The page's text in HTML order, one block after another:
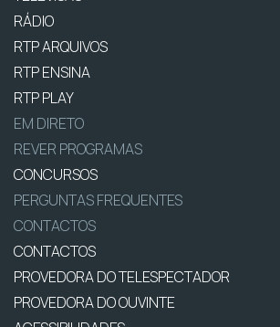
RÁDIO
RTP ARQUIVOS
RTP ENSINA
RTP PLAY
EM DIRETO
REVER PROGRAMAS
CONCURSOS
PERGUNTAS FREQUENTES
CONTACTOS
CONTACTOS
PROVEDORA DO TELESPECTADOR
PROVEDORA DO OUVINTE